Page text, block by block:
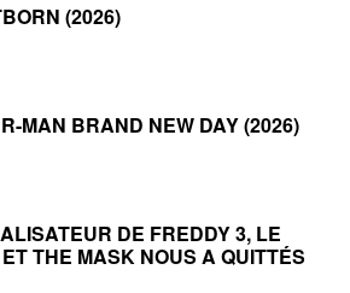
(2026)
MAN BRAND NEW DAY (2026)
DE FREDDY 3, LE
THE MASK NOUS A QUITTÉS